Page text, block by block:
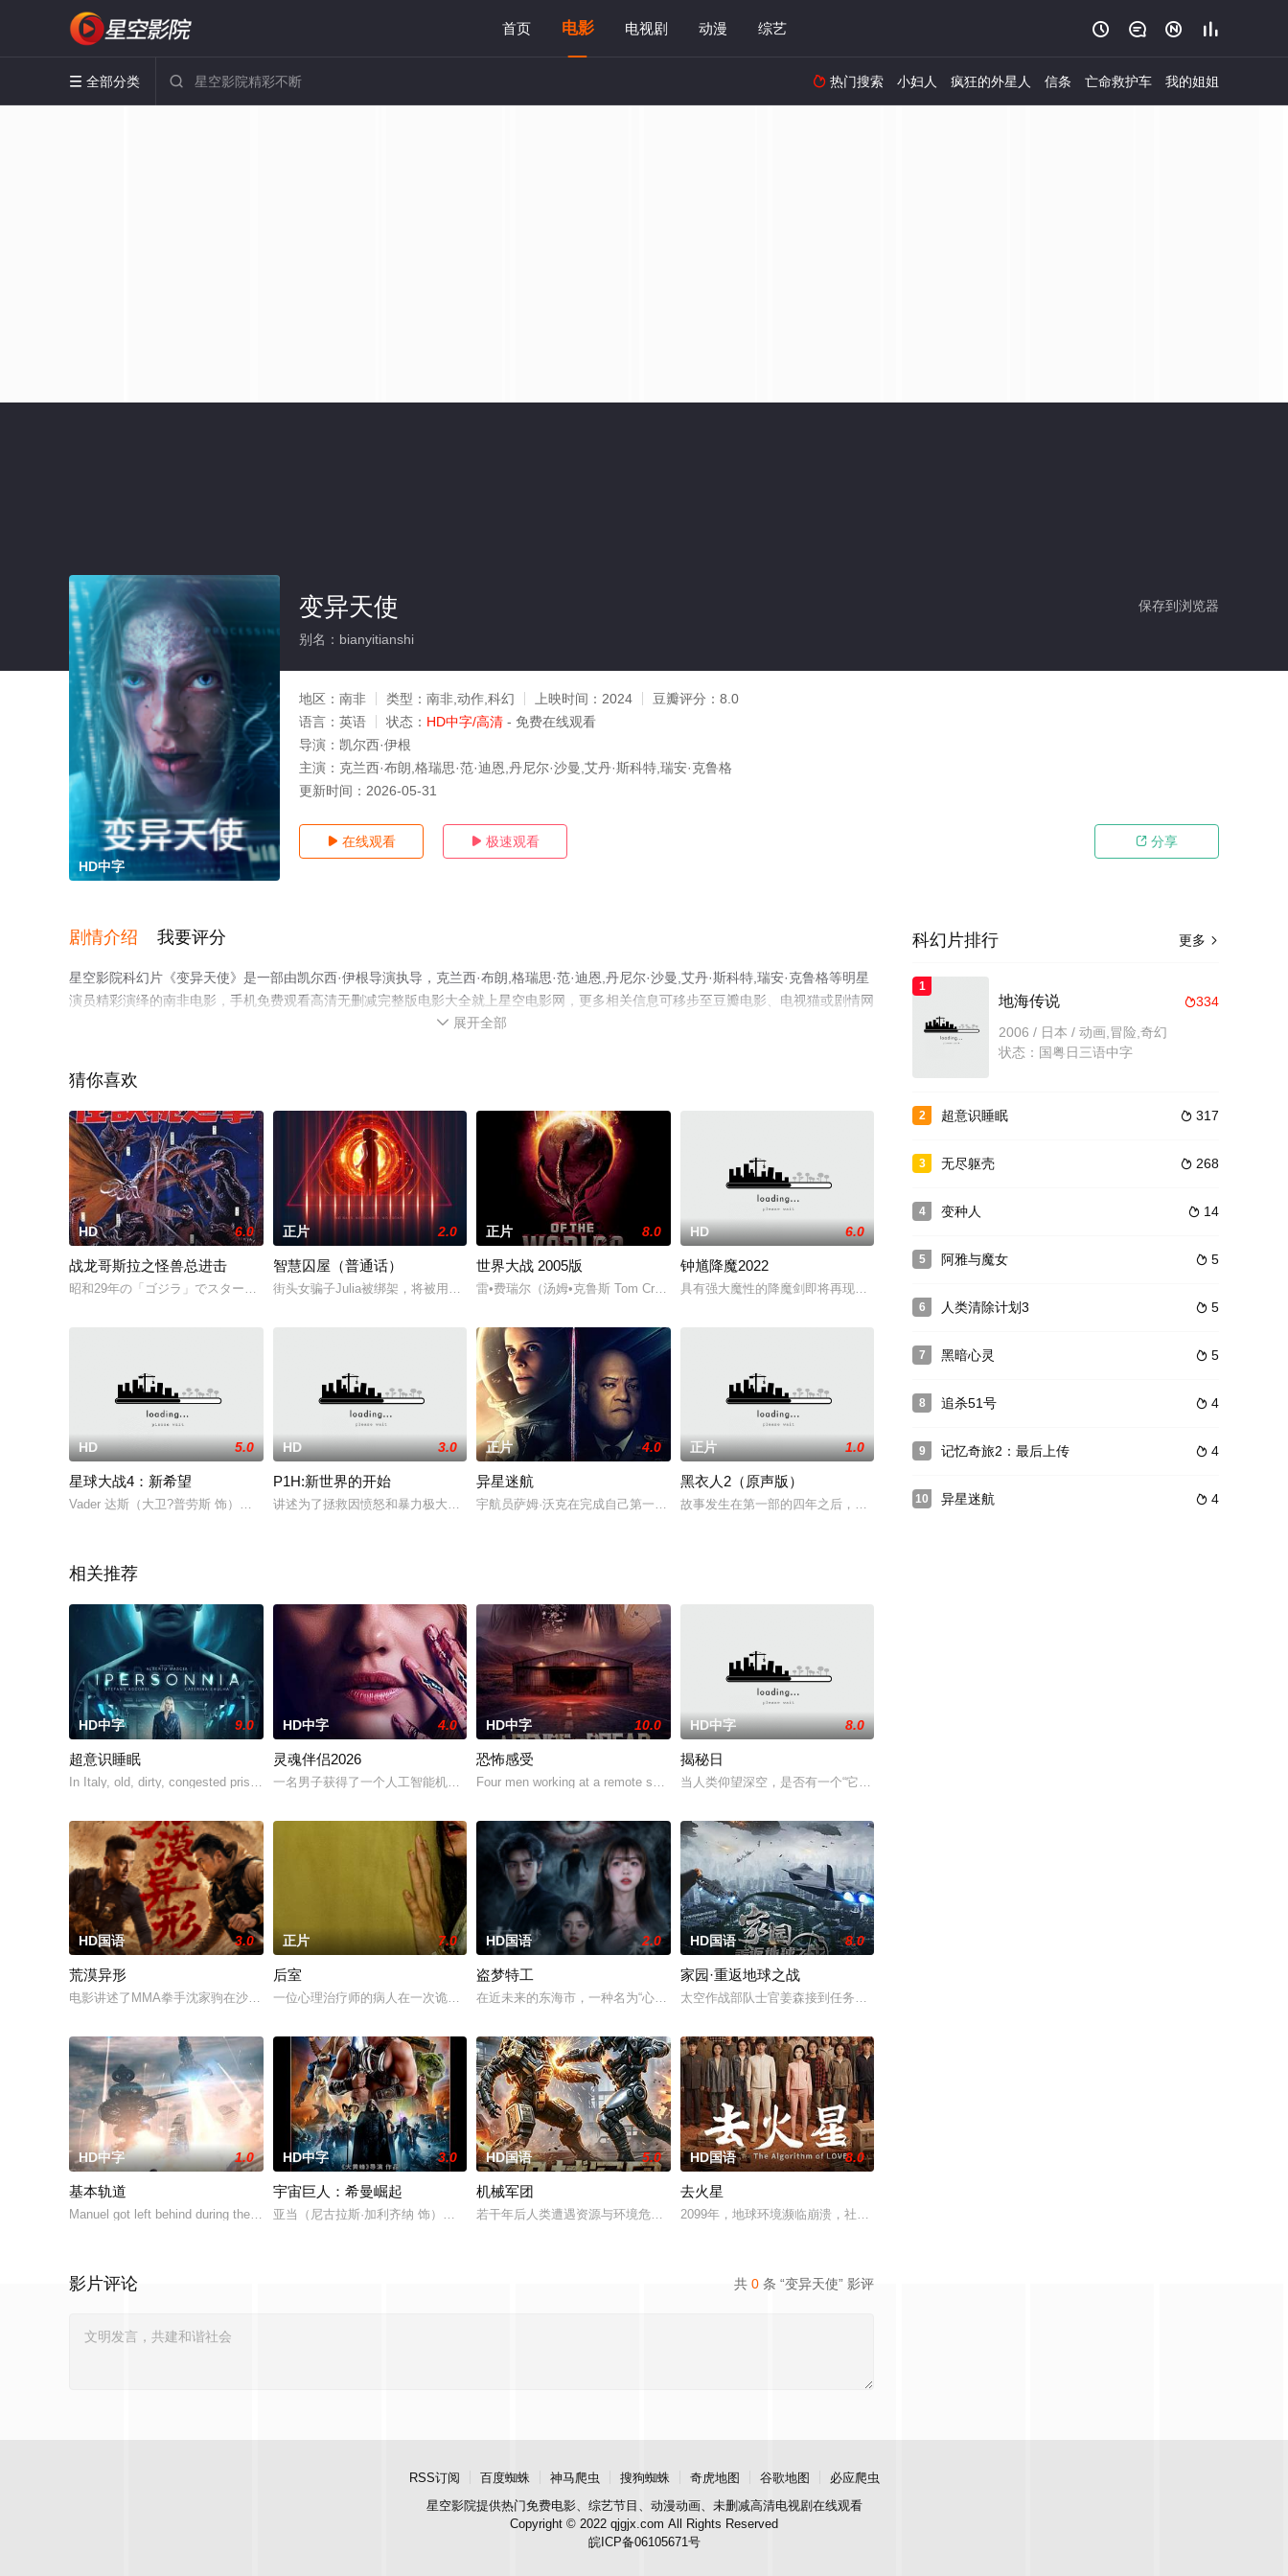
首页 电影 电视剧 动漫 综艺    
 全部分类   热门搜索 小妇人 疯狂的外星人 信条 亡命救护车 我的姐姐
HD中字
保存到浏览器
变异天使
别名：bianyitianshi
地区： 南非 类型： 南非,动作,科幻 上映时间： 2024 豆瓣评分： 8.0
语言： 英语 状态： HD中字/高清 - 免费在线观看
导演： 凯尔西·伊根
主演： 克兰西·布朗,格瑞思·范·迪恩,丹尼尔·沙曼,艾丹·斯科特,瑞安·克鲁格
更新时间： 2026-05-31
 在线观看  极速观看  分享
剧情介绍 我要评分
星空影院科幻片《变异天使》是一部由凯尔西·伊根导演执导，克兰西·布朗,格瑞思·范·迪恩,丹尼尔·沙曼,艾丹·斯科特,瑞安·克鲁格等明星
演员精彩演绎的南非电影，手机免费观看高清无删减完整版电影大全就上星空电影网，更多相关信息可移步至豆瓣电影、电视猫或剧情网
 展开全部
猜你喜欢
HD 6.0
战龙哥斯拉之怪兽总进击
昭和29年の「ゴジラ」でスタートした東宝の怪獣映画シリーズは、「モスラ」や「妖星ゴラス」などの傑作を生み出し、また「大怪獣ガメラ」や「大
正片 2.0
智慧囚屋（普通话）
街头女骗子Julia被绑架，将被用于做一个致命实验，她的唯一希望寄予幕后黑手Alex创造的一项人工智能TAU，装备有大量的无人机和机器人
正片 8.0
世界大战 2005版
雷•费瑞尔（汤姆•克鲁斯 Tom Cruise 饰）和妻子离婚了，一儿一女都跟母亲生活——因为他的的贪玩懒散，疏忽责任，这个家庭才如此支
HD 6.0
钟馗降魔2022
具有强大魔性的降魔剑即将再现人间，太乙真人观天象，预感天下将大乱，派座下弟子若尘前往人间守护降魔
HD 5.0
星球大战4：新希望
Vader 达斯（大卫?普劳斯 饰）秘密捕获了奥德兰公主 Leia（凯莉?费舍尔 饰）的星际飞船。危急时刻，Leia 命机器人 R2-D
HD 3.0
P1H:新世界的开始
讲述为了拯救因愤怒和暴力极大化的病毒而成为废墟的地球，分散在另一个次元的少年们聚集在一起寻找希望之星的故事。
正片 4.0
异星迷航
宇航员萨姆·沃克在完成自己第一次太空任务后重返地球的途中不幸坠入大西洋深海。尽管航天局派出许多救援队进行了长时间的救援后仍未找到萨
正片 1.0
黑衣人2（原声版）
故事发生在第一部的四年之后，此时特警K（汤姆•李•琼斯 饰）已经退休，成为一名普通的邮局局长，而J（
相关推荐
HD中字 9.0
超意识睡眠
In Italy, old, dirty, congested prisons full of violence and abuse a
HD中字 4.0
灵魂伴侣2026
一名男子获得了一个人工智能机器人，以应对刚刚去世的妻子的去世。 为了创造一个真正有知觉的伴侣，他无意中把一个无害的爱情机器人变成了一个致
HD中字 10.0
恐怖感受
Four men working at a remote scientific outpost unravel the disturbi
HD中字 8.0
揭秘日
当人类仰望深空，是否有一个“它”也正在对望？一场关于外星文明的全球“揭秘”，即将颠覆人类认知。而这背
HD国语 3.0
荒漠异形
电影讲述了MMA拳手沈家驹在沙漠小镇散心时遭遇沙漠怪兽袭击，与寻找丈夫死亡真相的客栈老板娘楚红、小女孩刘六六等人，被卷入亡命匪徒马沙引起
正片 7.0
后室
一位心理治疗师的病人在一次诡异的事故中“切入”（No-clip）到了一个超越现实的奇异维度。为了带回病人，这位治疗师不得不亲自踏入那片无
HD国语 2.0
盗梦特工
在近未来的东海市，一种名为“心理病毒”的幽灵在数字世界蔓延。神秘组织利用直播频率、连麦暗示及直播设备后门，精准猎杀患有表演型人格障碍
HD国语 8.0
家园·重返地球之战
太空作战部队士官姜森接到任务，将与大部队一起登陆地球；夺回被外星人占领的家园，谁知舰队在登陆前遭
HD中字 1.0
基本轨道
Manuel got left behind during the evacuation of the planet, he will
HD中字 3.0
宇宙巨人：希曼崛起
亚当（尼古拉斯·加利齐纳 饰）在神秘圣剑的召唤下，尘封十五年的异世界王子身份觉醒，平凡人生被彻底颠覆。他跨越时空重返埃坦尼亚，但故乡早已
HD国语 5.0
机械军团
若干年后人类遭遇资源与环境危机，对消耗资源严重的机器人进行遗弃处置后引发的故事。这些曾经是人类一员的机器人，拥有神经机械与人工智
HD国语 8.0
去火星
2099年，地球环境濒临崩溃，社会以“理性至上”为最高准则，爱情与强烈情感被视为危险残留，只能封存在“情
共 0 条 “变异天使” 影评
影片评论
更多 
科幻片排行
1
334
地海传说
2006 / 日本 / 动画,冒险,奇幻
状态：国粤日三语中字
2  317
超意识睡眠
3  268
无尽躯壳
4  14
变种人
5  5
阿雅与魔女
6  5
人类清除计划3
7  5
黑暗心灵
8  4
追杀51号
9  4
记忆奇旅2：最后上传
10  4
异星迷航
RSS订阅 百度蜘蛛 神马爬虫 搜狗蜘蛛 奇虎地图 谷歌地图
必应爬虫
星空影院提供热门免费电影、综艺节目、动漫动画、未删减高清电视剧在线观看
Copyright © 2022 qjgjx.com All Rights Reserved
皖ICP备06105671号